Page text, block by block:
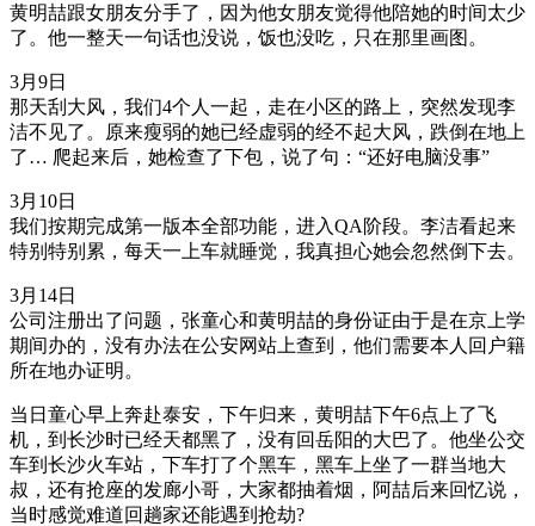
黄明喆跟女朋友分手了，因为他女朋友觉得他陪她的时间太少
了。他一整天一句话也没说，饭也没吃，只在那里画图。
3月9日
那天刮大风，我们4个人一起，走在小区的路上，突然发现李
洁不见了。原来瘦弱的她已经虚弱的经不起大风，跌倒在地上
了… 爬起来后，她检查了下包，说了句：“还好电脑没事”
3月10日
我们按期完成第一版本全部功能，进入QA阶段。李洁看起来
特别特别累，每天一上车就睡觉，我真担心她会忽然倒下去。
3月14日
公司注册出了问题，张童心和黄明喆的身份证由于是在京上学
期间办的，没有办法在公安网站上查到，他们需要本人回户籍
所在地办证明。
当日童心早上奔赴泰安，下午归来，黄明喆下午6点上了飞
机，到长沙时已经天都黑了，没有回岳阳的大巴了。他坐公交
车到长沙火车站，下车打了个黑车，黑车上坐了一群当地大
叔，还有抢座的发廊小哥，大家都抽着烟，阿喆后来回忆说，
当时感觉难道回趟家还能遇到抢劫?